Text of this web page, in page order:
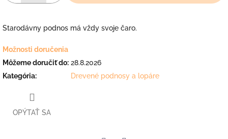
Starodávny podnos má vždy svoje čaro.
Možnosti doručenia
Môžeme doručiť do: 28.8.2026
Kategória: Drevené podnosy a lopáre
OPÝTAŤ SA